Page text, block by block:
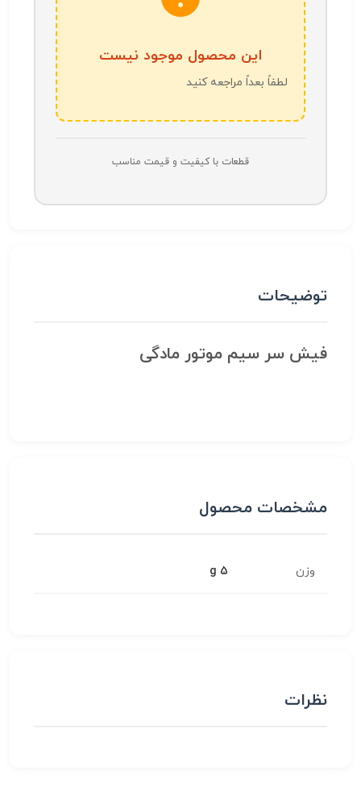
این محصول موجود نیست
لطفاً بعداً مراجعه کنید
قطعات با کیفیت و قیمت مناسب
توضیحات
فیش سر سیم موتور مادگی
مشخصات محصول
وزن 5 g
نظرات